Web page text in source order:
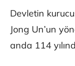
Devletin
Jong Un’un
anda 114